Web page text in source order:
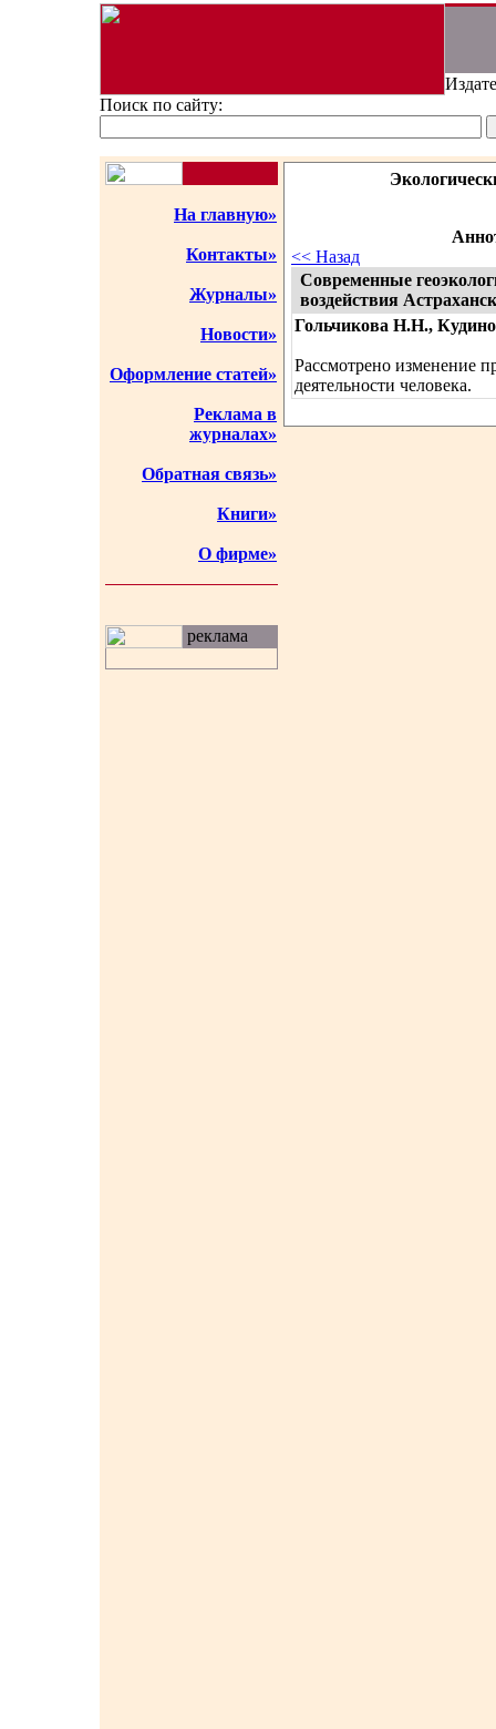
Поиск по сайту:
На главную»
Контакты»
Журналы»
Новости»
Оформление статей»
Реклама в
журналах»
Обратная связь»
Книги»
О фирме»
реклама
<< Назад
Современные
воздействия
Гольчикова Н.Н.,
Рассмотрено изменение
деятельности человека.